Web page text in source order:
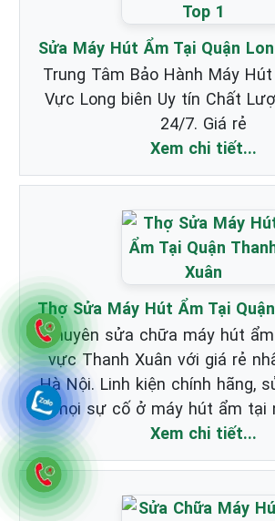
Sửa Máy Hút Ẩm Tại Quận
Trung Tâm Bảo Hành Máy
Vực Long biên Uy tín Chất
24/7. Giá rẻ
Xem chi tiết...
Thợ Sửa Máy Hút Ẩm Tại
Chuyên sửa chữa máy hút
vực Thanh Xuân với giá rẻ
Hà Nội. Linh kiện chính hãng,
mọi sự cố ở máy hút ẩm tại
Xem chi tiết...